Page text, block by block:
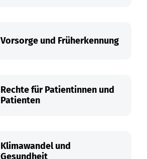
Vorsorge und Früherkennung
Rechte für Patientinnen und
Patienten
Klimawandel und
Gesundheit